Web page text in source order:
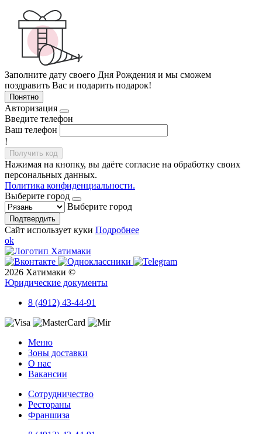
Заполните дату своего Дня Рождения и мы сможем
поздравить Вас и подарить подарок!
Понятно
Авторизация
Введите телефон
Ваш телефон
!
Получить код
Нажимая на кнопку, вы даёте согласие на обработку своих
персональных данных.
Политика конфиденциальности.
Выберите город
Выберите город
Подтвердить
Сайт использует куки Подробнее
ok
2026 Хатимаки ©
Юридические документы
8 (4912) 43-44-91
Меню
Зоны доставки
О нас
Вакансии
Сотрудничество
Рестораны
Франшиза